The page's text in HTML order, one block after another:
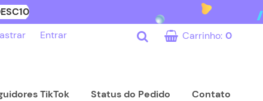
Carrinho: 0
Entrar
TikTok Status do Pedido Contato